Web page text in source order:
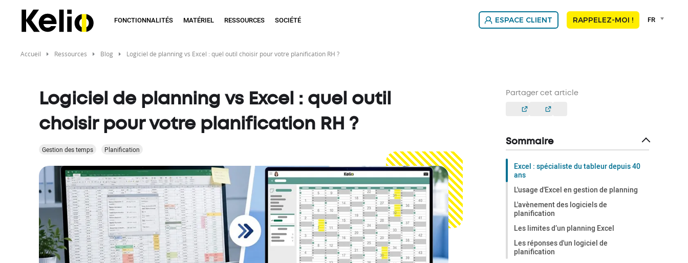
contenu
FONCTIONNALITÉS MATÉRIEL RESSOURCES SOCIÉTÉ ESPACE CLIENT RAPPELEZ-MOI !
Language
FR
Accueil Ressources Blog Logiciel de planning vs Excel : quel outil choisir pour votre planification RH ?
Logiciel de planning vs Excel : quel outil
choisir pour votre planification RH ?
Gestion des temps Planification
Partager cet article
Sommaire
Excel : spécialiste du tableur depuis 40
ans
L'usage d'Excel en gestion de planning
L'avènement des logiciels de
planification
Les limites d’un planning Excel
Les réponses d'un logiciel de
planification